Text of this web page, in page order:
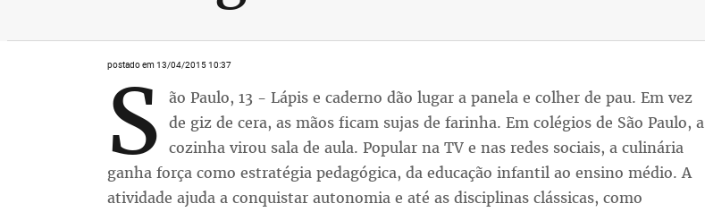
postado em 13/04/2015 10:37
S ão Paulo, 13 - Lápis e caderno dão lugar a panela e colher de pau. Em vez
de giz de cera, as mãos ficam sujas de farinha. Em colégios de São Paulo, a
cozinha virou sala de aula. Popular na TV e nas redes sociais, a culinária
ganha força como estratégia pedagógica, da educação infantil ao ensino médio. A
atividade ajuda a conquistar autonomia e até as disciplinas clássicas, como